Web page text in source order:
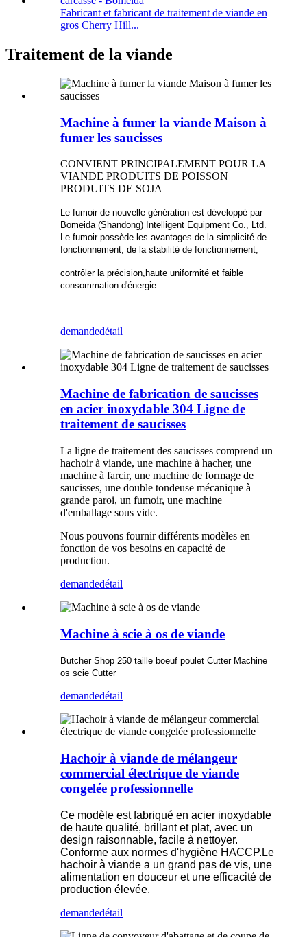
Fabricant et fabricant de traitement de viande en
gros Cherry Hill...
Traitement de la viande
Machine à fumer la viande Maison à
fumer les saucisses
CONVIENT PRINCIPALEMENT POUR LA
VIANDE PRODUITS DE POISSON
PRODUITS DE SOJA
Le fumoir de nouvelle génération est développé par
Bomeida (Shandong) Intelligent Equipment Co., Ltd.
Le fumoir possède les avantages de la simplicité de
fonctionnement, de la stabilité de fonctionnement,
contrôler la précision, haute uniformité et faible
consommation d'énergie.
demandedétail
Machine de fabrication de saucisses
en acier inoxydable 304 Ligne de
traitement de saucisses
La ligne de traitement des saucisses comprend un
hachoir à viande, une machine à hacher, une
machine à farcir, une machine de formage de
saucisses, une double tondeuse mécanique à
grande paroi, un fumoir, une machine
d'emballage sous vide.
Nous pouvons fournir différents modèles en
fonction de vos besoins en capacité de
production.
demandedétail
Machine à scie à os de viande
Butcher Shop 250 taille boeuf poulet Cutter Machine
os scie Cutter
demandedétail
Hachoir à viande de mélangeur
commercial électrique de viande
congelée professionnelle
Ce modèle est fabriqué en acier inoxydable
de haute qualité, brillant et plat, avec un
design raisonnable, facile à nettoyer.
Conforme aux normes d'hygiène HACCP.Le
hachoir à viande a un grand pas de vis, une
alimentation en douceur et une efficacité de
production élevée.
demandedétail